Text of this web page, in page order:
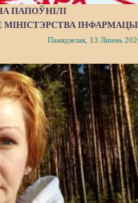
ПАПОЎНІЛІ
МІНІСТЭРСТВА
Панядзелак, 13 Ліпень